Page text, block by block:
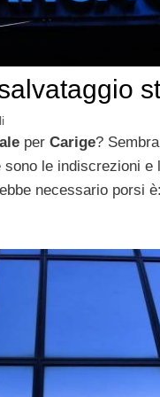
per Carige?
le indiscrezioni e
necessario porsi